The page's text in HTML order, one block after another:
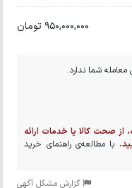
950,000,000 تومان
شما ندارد.
صحت کالا یا خدمات ارائه
با مطالعه‌ی راهنمای خرید
گزارش مشکل آگهی